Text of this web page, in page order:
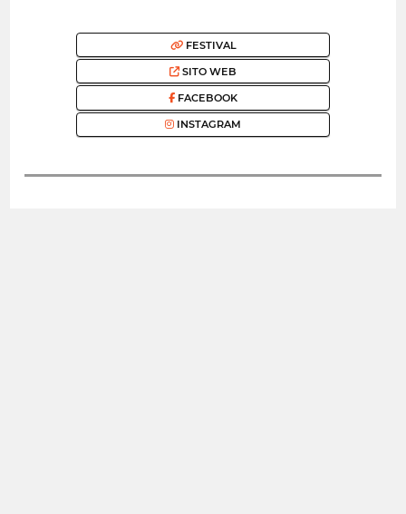
FESTIVAL
SITO WEB
FACEBOOK
INSTAGRAM